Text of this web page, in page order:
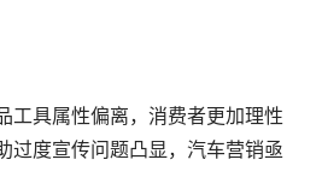
工具属性偏离，消费者更加理性
过度宣传问题凸显，汽车营销亟